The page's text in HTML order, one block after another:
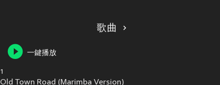
歌曲
一鍵播放
1
Old Town Road (Marimba Version)